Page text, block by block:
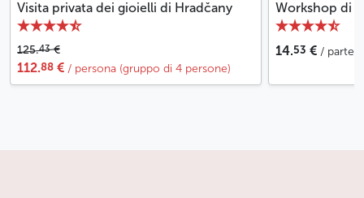
Visita privata dei gioielli di Hradčany
125.43€
112.88 € / persona (gruppo di 4 persone)
Workshop di
14.53 € / parte